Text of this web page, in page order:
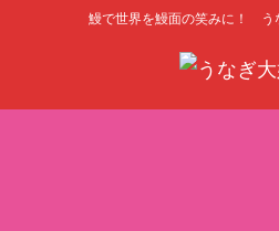
鰻で世界を鰻面の笑みに！ う